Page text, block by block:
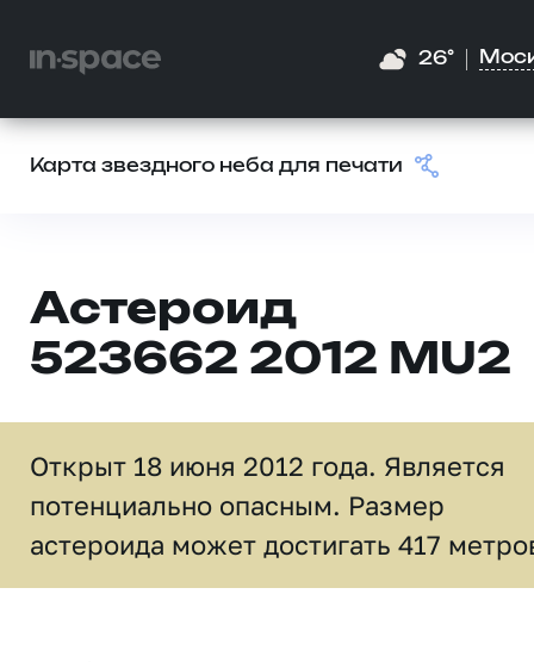
26°
Карта звездного неба для печати
Астероид
523662 2012 MU2
Открыт 18 июня 2012 года. Является
потенциально опасным. Размер
астероида может достигать 417